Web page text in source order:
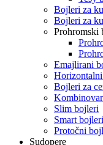
Bojleri za
Bojleri za
Prohromski
Emajlirani
Bojleri za
Slim bojleri
Smart bojleri
Protočni
Sudopere